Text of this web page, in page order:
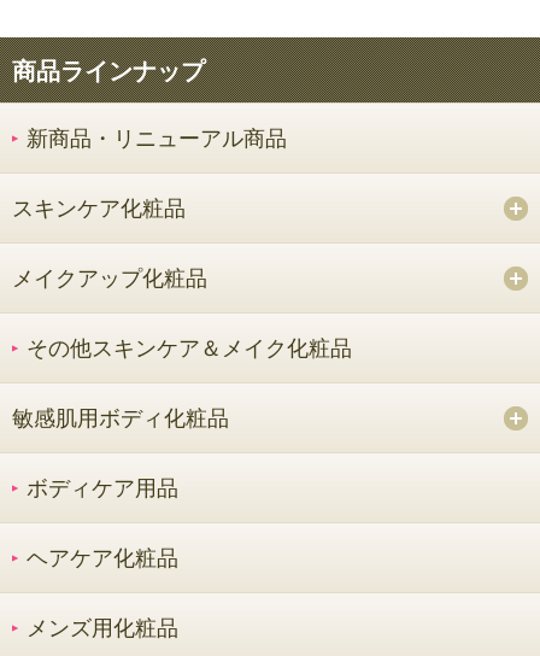
商品ラインナップ
新商品・リニューアル商品
スキンケア化粧品
メイクアップ化粧品
その他スキンケア＆メイク化粧品
敏感肌用ボディ化粧品
ボディケア用品
ヘアケア化粧品
メンズ用化粧品